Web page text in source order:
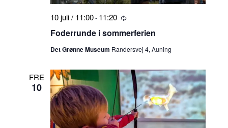
Foderrunde i sommerferien
10 juli / 11:00- 11:20 Tilbagevendende
Det Grønne Museum Randersvej 4, Auning
FRE
10